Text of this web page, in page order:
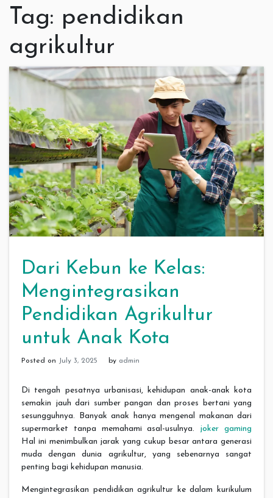
Tag: pendidikan
agrikultur
Dari Kebun ke Kelas:
Mengintegrasikan
Pendidikan Agrikultur
untuk Anak Kota
Posted on July 3, 2025 by admin
Di tengah pesatnya urbanisasi, kehidupan anak-anak kota
semakin jauh dari sumber pangan dan proses bertani yang
sesungguhnya. Banyak anak hanya mengenal makanan dari
supermarket tanpa memahami asal-usulnya. joker gaming
Hal ini menimbulkan jarak yang cukup besar antara generasi
muda dengan dunia agrikultur, yang sebenarnya sangat
penting bagi kehidupan manusia.
Mengintegrasikan pendidikan agrikultur ke dalam kurikulum